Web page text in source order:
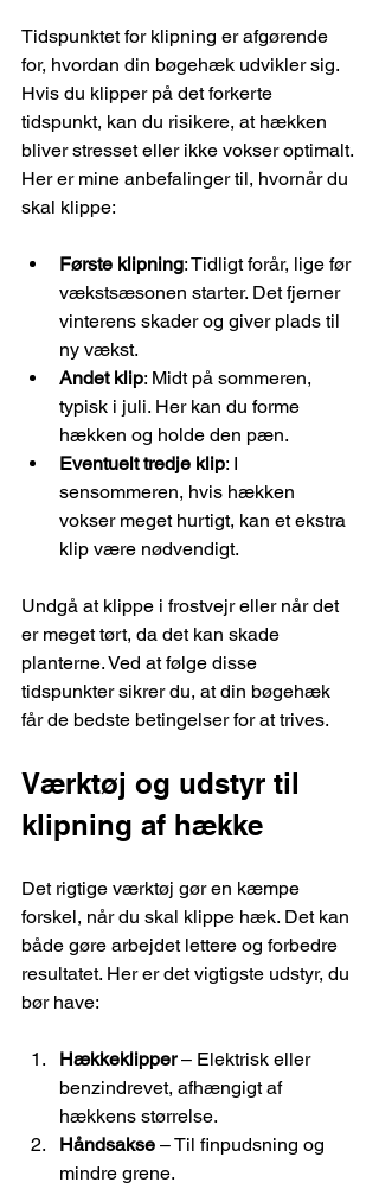
Tidspunktet for klipning er afgørende
for, hvordan din bøgehæk udvikler sig.
Hvis du klipper på det forkerte
tidspunkt, kan du risikere, at hækken
bliver stresset eller ikke vokser optimalt.
Her er mine anbefalinger til, hvornår du
skal klippe:
Første klipning: Tidligt forår, lige før
vækstsæsonen starter. Det fjerner
vinterens skader og giver plads til
ny vækst.
Andet klip: Midt på sommeren,
typisk i juli. Her kan du forme
hækken og holde den pæn.
Eventuelt tredje klip: I
sensommeren, hvis hækken
vokser meget hurtigt, kan et ekstra
klip være nødvendigt.
Undgå at klippe i frostvejr eller når det
er meget tørt, da det kan skade
planterne. Ved at følge disse
tidspunkter sikrer du, at din bøgehæk
får de bedste betingelser for at trives.
Værktøj og udstyr til
klipning af hække
Det rigtige værktøj gør en kæmpe
forskel, når du skal klippe hæk. Det kan
både gøre arbejdet lettere og forbedre
resultatet. Her er det vigtigste udstyr, du
bør have:
Hækkeklipper – Elektrisk eller
benzindrevet, afhængigt af
hækkens størrelse.
Håndsakse – Til finpudsning og
mindre grene.